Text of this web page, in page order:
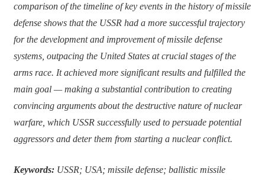
comparison of the timeline of key events in the history of missile
defense shows that the USSR had a more successful trajectory
for the development and improvement of missile defense
systems, outpacing the United States at crucial stages of the
arms race. It achieved more significant results and fulfilled the
main goal — making a substantial contribution to creating
convincing arguments about the destructive nature of nuclear
warfare, which USSR successfully used to persuade potential
aggressors and deter them from starting a nuclear conflict.
Keywords:USSR; USA; missile defense; ballistic missile